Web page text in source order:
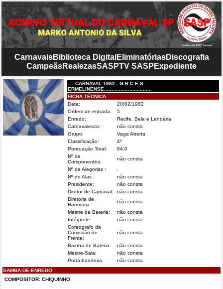
CarnavaisBiblioteca Digital EliminatóriasDiscografia
CampeãsRealezasSASPTV SASP Expediente
::.. CARNAVAL 1982 - G.R.C.E.S.
ERMELINENSE................................
FICHA TÉCNICA
Data:
20/02/1982
Ordem de entrada:
5
Enredo:
Recife, Bela e Lendária
Carnavalesco:
não consta
Grupo:
Vaga Aberta
Classificação:
4º
Pontuação Total:
84,0
Nº de
Componentes:
não consta
Nº de Alegorias :
Nº de Alas :
não consta
Presidente:
não consta
Diretor de Carnaval:
não consta
Diretoria de
Harmonia:
não consta
Mestre de Bateria:
não consta
Intérprete:
não consta
Coreógrafo da
Comissão de
Frente:
não consta
Rainha de Bateria:
não consta
Mestre-Sala:
não consta
Porta-bandeira:
não consta
SAMBA-DE-ENREDO
COMPOSITOR: CHIQUINHO